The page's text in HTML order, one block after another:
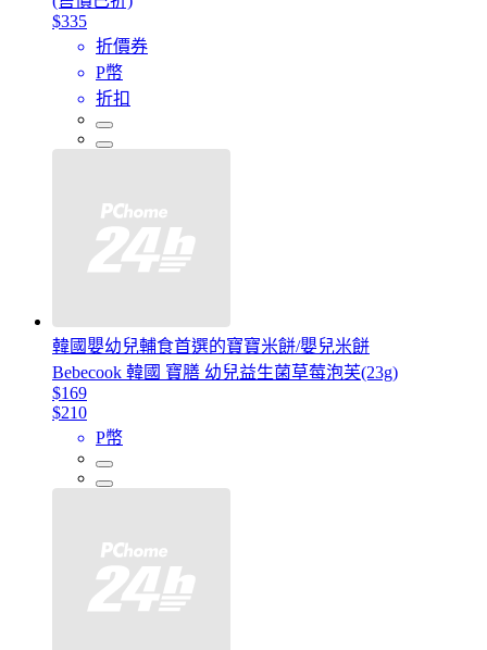
$335
折價券
P幣
折扣
韓國嬰幼兒輔食首選的寶寶米餅/嬰兒米餅
Bebecook 韓國 寶膳 幼兒益生菌草莓泡芙(23g)
$169
$210
P幣